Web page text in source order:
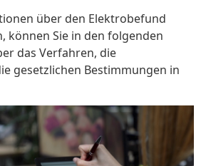
über den Elektrobefund
können Sie in den folgenden
das Verfahren, die
gesetzlichen Bestimmungen in